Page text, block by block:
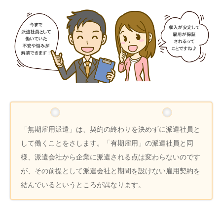
「無期雇用派遣」は、契約の終わりを決めずに派遣社員と
して働くことをさします。「有期雇用」の派遣社員と同
様、派遣会社から企業に派遣される点は変わらないのです
が、その前提として派遣会社と期間を設けない雇用契約を
結んでいるというところが異なります。